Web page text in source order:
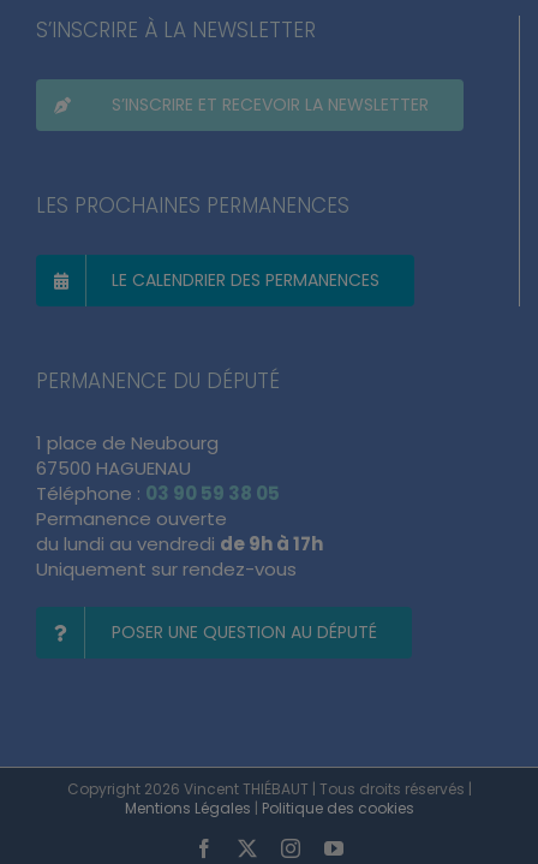
S’INSCRIRE À LA NEWSLETTER
S’INSCRIRE ET RECEVOIR LA NEWSLETTER
LES PROCHAINES PERMANENCES
LE CALENDRIER DES PERMANENCES
PERMANENCE DU DÉPUTÉ
1 place de Neubourg
67500 HAGUENAU
Téléphone : 03 90 59 38 05
Permanence ouverte
du lundi au vendredi de 9h à 17h
Uniquement sur rendez-vous
POSER UNE QUESTION AU DÉPUTÉ
Copyright 2026 Vincent THIÉBAUT | Tous droits réservés |
Mentions Légales | Politique des cookies
Facebook InstagramYouTube